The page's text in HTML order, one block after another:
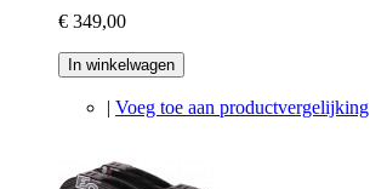
€ 349,00
In winkelwagen
| Voeg toe aan productvergelijking